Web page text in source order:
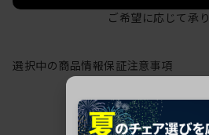
ご希望に応じて承り
選択中の商品情報保証注意事項